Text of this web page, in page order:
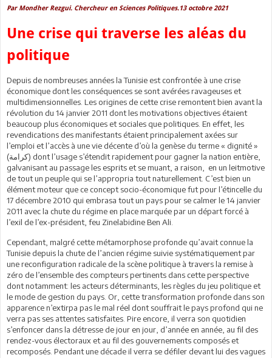
Par Mondher Rezgui. Chercheur en Sciences Politiques.13 octobre 2021
Une crise qui traverse les aléas du
politique
Depuis de nombreuses années la Tunisie est confrontée à une crise
économique dont les conséquences se sont avérées ravageuses et
multidimensionnelles. Les origines de cette crise remontent bien avant la
révolution du 14 janvier 2011 dont les motivations objectives étaient
beaucoup plus économiques et sociales que politiques. En effet, les
revendications des manifestants étaient principalement axées sur
l’emploi et l’accès à une vie décente d’où la genèse du terme « dignité »
(كرامة) dont l’usage s’étendit rapidement pour gagner la nation entière,
galvanisant au passage les esprits et se muant, a raison, en un leitmotive
de tout un peuple qui se l’appropria tout naturellement. C’est bien un
élément moteur que ce concept socio-économique fut pour l’étincelle du
17 décembre 2010 qui embrasa tout un pays pour se calmer le 14 janvier
2011 avec la chute du régime en place marquée par un départ forcé à
l’exil de l’ex-président, feu Zinelabidine Ben Ali.
Cependant, malgré cette métamorphose profonde qu’avait connue la
Tunisie depuis la chute de l’ancien régime suivie systématiquement par
une reconfiguration radicale de la scène politique à travers la remise à
zéro de l’ensemble des compteurs pertinents dans cette perspective
dont notamment: les acteurs déterminants, les règles du jeu politique et
le mode de gestion du pays. Or, cette transformation profonde dans son
apparence n’extirpa pas le mal réel dont souffrait le pays profond qui ne
verra pas ses attentes satisfaites. Pire encore, il verra son quotidien
s’enfoncer dans la détresse de jour en jour, d’année en année, au fil des
rendez-vous électoraux et au fil des gouvernements composés et
recomposés. Pendant une décade il verra se défiler devant lui des vagues